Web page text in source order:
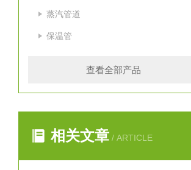
蒸汽管道
保温管
查看全部产品
相关文章 / ARTICLE